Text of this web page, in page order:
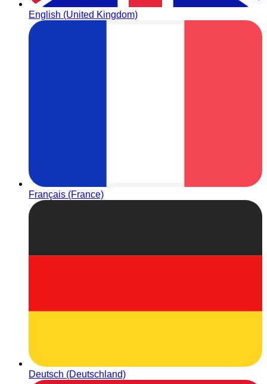
English (United Kingdom)
Français (France)
Deutsch (Deutschland)